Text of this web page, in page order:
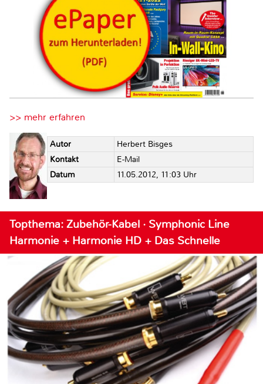
>> mehr erfahren
Autor
Herbert Bisges
Kontakt
E-Mail
Datum
11.05.2012, 11:03 Uhr
Topthema: Zubehör-Kabel · Symphonic Line
Harmonie + Harmonie HD + Das Schnelle